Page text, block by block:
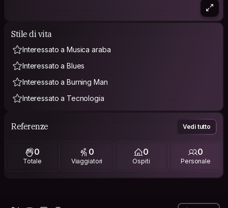
Stile di vita
Interessato a Musica araba
Interessato a Blues
Interessato a Burning Man
Interessato a Tecnologia
Referenze Vedi tutto
0
Totale
0
Viaggiatori
0
Ospiti
0
Personale